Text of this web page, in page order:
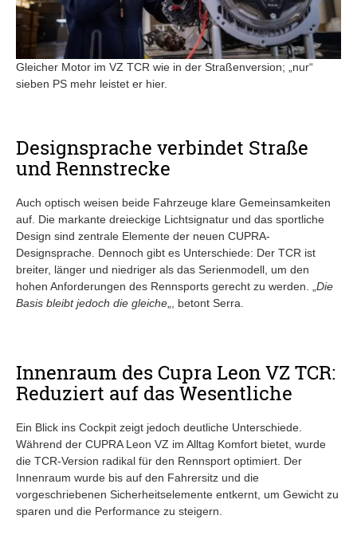
Gleicher Motor im VZ TCR wie in der Straßenversion; „nur“
sieben PS mehr leistet er hier.
Designsprache verbindet Straße
und Rennstrecke
Auch optisch weisen beide Fahrzeuge klare Gemeinsamkeiten
auf. Die markante dreieckige Lichtsignatur und das sportliche
Design sind zentrale Elemente der neuen CUPRA-
Designsprache. Dennoch gibt es Unterschiede: Der TCR ist
breiter, länger und niedriger als das Serienmodell, um den
hohen Anforderungen des Rennsports gerecht zu werden. „ Die
Basis bleibt jedoch die gleiche „, betont Serra.
Innenraum des Cupra Leon VZ TCR:
Reduziert auf das Wesentliche
Ein Blick ins Cockpit zeigt jedoch deutliche Unterschiede.
Während der CUPRA Leon VZ im Alltag Komfort bietet, wurde
die TCR-Version radikal für den Rennsport optimiert. Der
Innenraum wurde bis auf den Fahrersitz und die
vorgeschriebenen Sicherheitselemente entkernt, um Gewicht zu
sparen und die Performance zu steigern.